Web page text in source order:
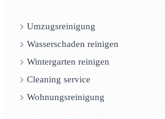
Umzugsreinigung
Wasserschaden reinigen
Wintergarten reinigen
Cleaning service
Wohnungsreinigung